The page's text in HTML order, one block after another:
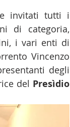
e invitati tutti i
di categoria,
i vari enti di
Vincenzo
degli
del Presìdio